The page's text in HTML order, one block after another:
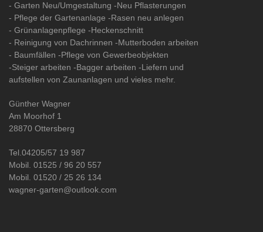
- Garten Neu/Umgestaltung -Neu Pflasterungen
- Pflege der Gartenanlage -Rasen neu anlegen
- Grünanlagenpflege -Heckenschnitt
- Reinigung von Dachrinnen -Mutterboden arbeiten
- Baumfällen -Pflege von Gewerbeobjekten
-Steiger arbeiten -Bagger arbeiten -Liefern und
aufstellen von Zaunanlagen und vieles mehr.
Günther Wagner
Am Moorhof 1
28870 Ottersberg
Tel.04205/57 19 987
Mobil. 01525 / 96 20 557
Mobil. 01520 / 25 26 134
wagner-garten@outlook.com